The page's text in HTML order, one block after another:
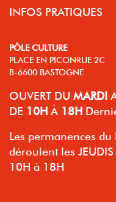
INFOS PRATIQUES
PÔLE CULTURE
PLACE EN PICONRUE 2C
B-6600 BASTOGNE
OUVERT DU MARDI
DE 10H À 18H
Les permanences du
déroulent les JEUDIS
10H à 18H